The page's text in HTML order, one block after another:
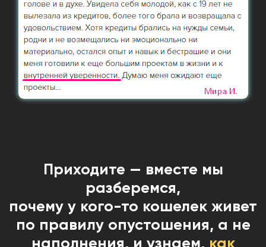
Приходите — вместе мы
разберемся,
почему у кого-то кошелек живет
по правилу опустошения, а не